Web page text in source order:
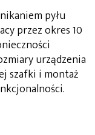
pyłu
przez okres 10
urządzenia
szafki i montaż